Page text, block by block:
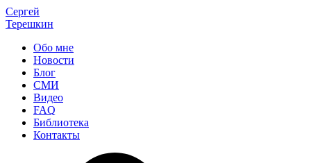
Сергей
Терешкин
Обо мне
Новости
Блог
СМИ
Видео
FAQ
Библиотека
Контакты